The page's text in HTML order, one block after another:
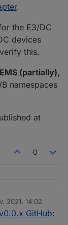
.
the E3/DC
devices
this.
(partially),
namespaces
at
0
2021, 14:02
GitHub: